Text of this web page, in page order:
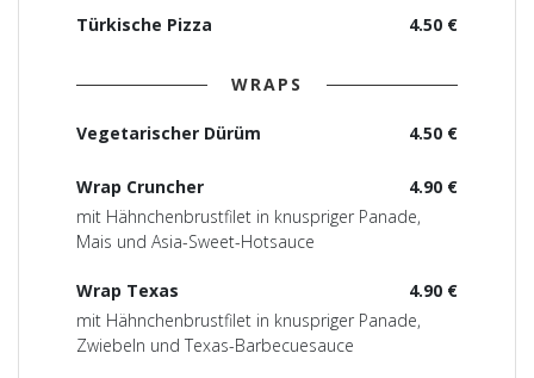
4.50 €
Türkische Pizza
WRAPS
4.50 €
Vegetarischer Dürüm
4.90 €
Wrap Cruncher
mit Hähnchenbrustfilet in knuspriger Panade,
Mais und Asia-Sweet-Hotsauce
4.90 €
Wrap Texas
mit Hähnchenbrustfilet in knuspriger Panade,
Zwiebeln und Texas-Barbecuesauce